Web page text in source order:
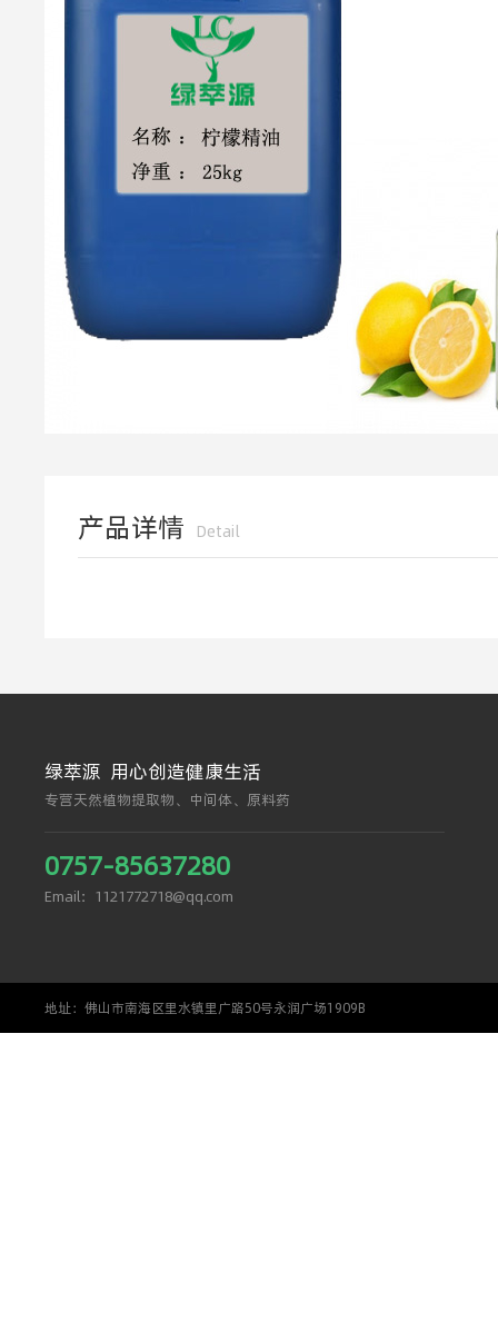
产品详情 Detail
绿萃源 用心创造健康生活
专营天然植物提取物、中间体、原料药
0757-85637280
Email：1121772718@qq.com
地址：佛山市南海区里水镇里广路50号永润广场1909B